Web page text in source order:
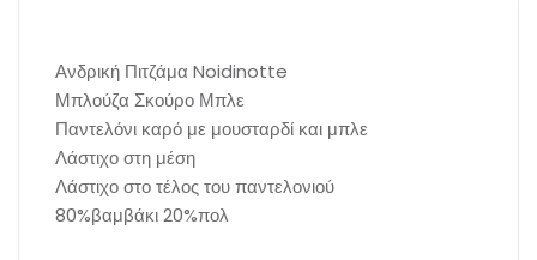
Ανδρική Πιτζάμα Noidinotte
Μπλούζα Σκούρο Μπλε
Παντελόνι καρό με μουσταρδί και μπλε
Λάστιχο στη μέση
Λάστιχο στο τέλος του παντελονιού
80%βαμβάκι 20%πολ